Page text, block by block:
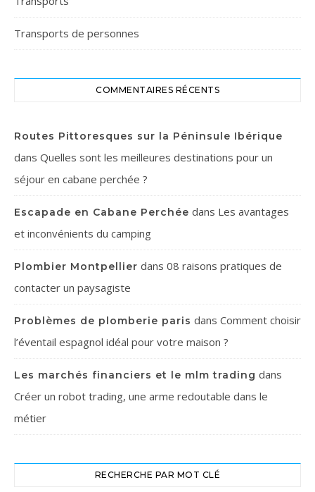
Transports de personnes
COMMENTAIRES RÉCENTS
Routes Pittoresques sur la Péninsule Ibérique
dans Quelles sont les meilleures destinations pour un
séjour en cabane perchée ?
Escapade en Cabane Perchée dans Les avantages
et inconvénients du camping
Plombier Montpellier dans 08 raisons pratiques de
contacter un paysagiste
Problèmes de plomberie paris dans Comment choisir
l’éventail espagnol idéal pour votre maison ?
Les marchés financiers et le mlm trading dans
Créer un robot trading, une arme redoutable dans le
métier
RECHERCHE PAR MOT CLÉ